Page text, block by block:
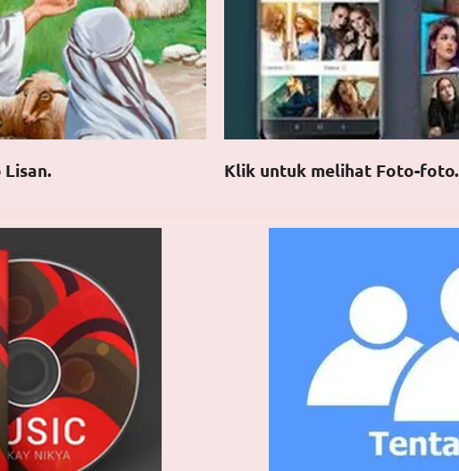
Klik untuk melihat Foto-foto.